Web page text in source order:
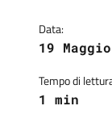
Data:
19
Tempo di
1 min